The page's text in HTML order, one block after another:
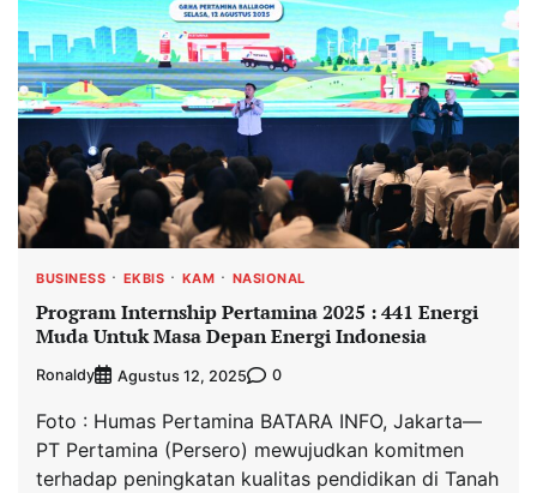
BUSINESS EKBIS KAM NASIONAL
Program Internship Pertamina 2025 : 441 Energi
Muda Untuk Masa Depan Energi Indonesia
Ronaldy Agustus 12, 2025 0
Foto : Humas Pertamina BATARA INFO, Jakarta—
PT Pertamina (Persero) mewujudkan komitmen
terhadap peningkatan kualitas pendidikan di Tanah